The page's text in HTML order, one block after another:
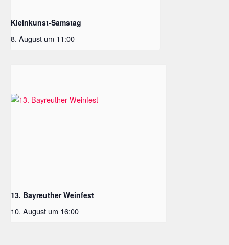
Kleinkunst-Samstag
8. August um 11:00
13. Bayreuther Weinfest
10. August um 16:00